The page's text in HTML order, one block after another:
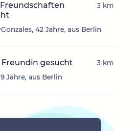
42 Jahre, aus Berlin
3 km
Freundin gesucht
Jahre, aus Berlin
3 km